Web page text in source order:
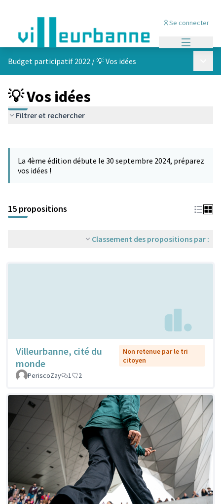
Se connecter
Budget participatif 2022 /💡 Vos idées
💡 Vos idées
Filtrer et rechercher
−
La 4ème édition débute le 30 septembre 2024, préparez
vos idées !
15 propositions
Classement des propositions par :
Villeurbanne, cité du
monde
Non retenue par le tri
citoyen
PeriscoZay
1 2